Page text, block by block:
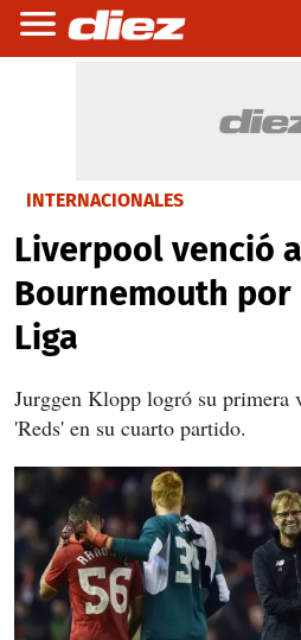
INTERNACIONALES
Liverpool venció
Bournemouth por
Liga
Jurggen Klopp logró su primera
'Reds' en su cuarto partido.